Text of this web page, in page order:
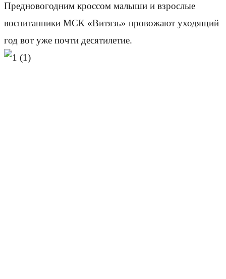
Предновогодним кроссом малыши и взрослые
воспитанники МСК «Витязь» провожают уходящий
год вот уже почти десятилетие.